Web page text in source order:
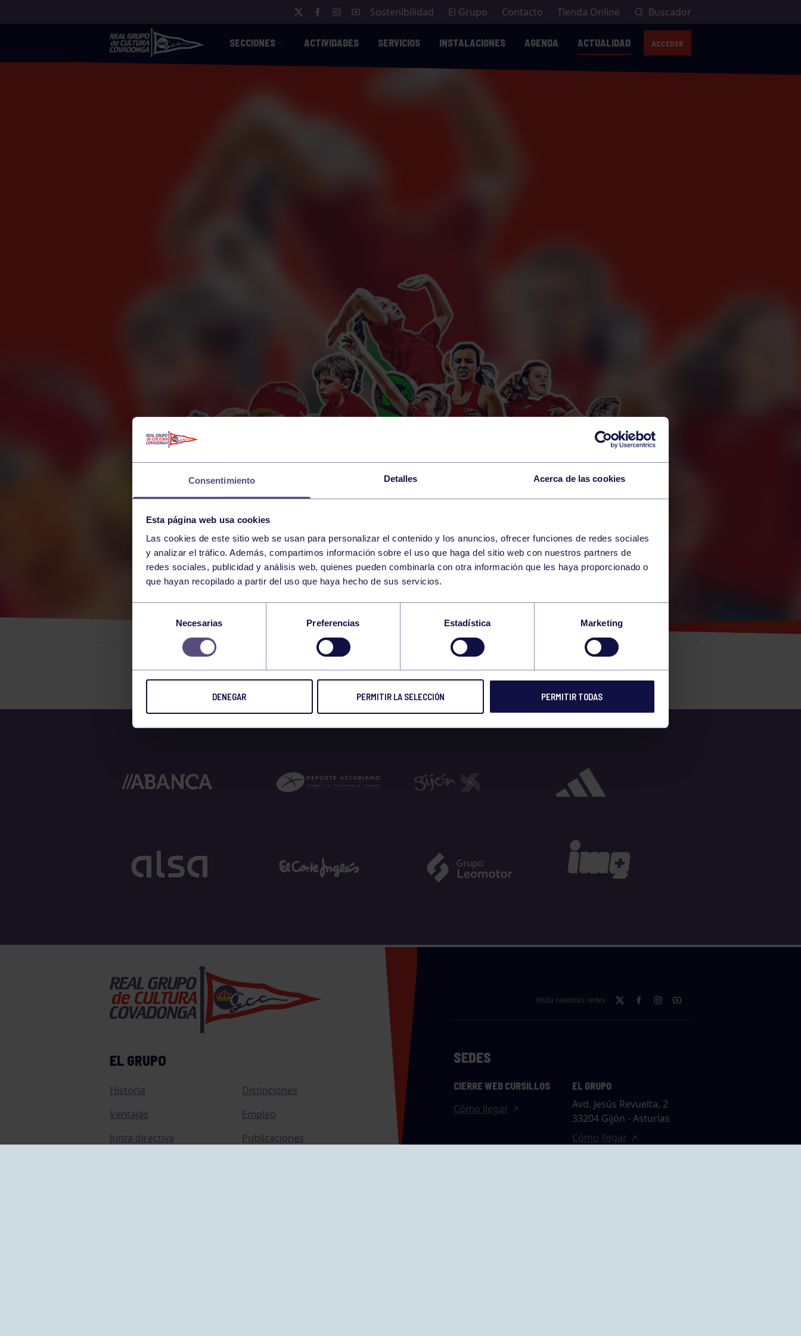
Consentimiento Detalles Acerca de las cookies
Esta página web usa cookies
Las cookies de este sitio web se usan para personalizar el contenido y los anuncios, ofrecer funciones de redes sociales
y analizar el tráfico. Además, compartimos información sobre el uso que haga del sitio web con nuestros partners de
redes sociales, publicidad y análisis web, quienes pueden combinarla con otra información que les haya proporcionado o
que hayan recopilado a partir del uso que haya hecho de sus servicios.
consentimiento
Necesarias Preferencias Estadística Marketing
DENEGAR PERMITIR LA SELECCIÓN PERMITIR TODAS
Sostenibilidad El Grupo Contacto Tienda Online Buscador
SECCIONES ACTIVIDADES SERVICIOS INSTALACIONES AGENDA ACTUALIDAD ACCEDER
CARTELERA DEPORTIVA 18-5
El grupo en prensa 17 MAY 2019 Comparte
EL GRUPO
Historia
Distinciones
Ventajas
Empleo
Junta directiva
Publicaciones
Visita nuestras redes
SEDES
CIERRE WEB CURSILLOS
Cómo llegar
EL GRUPO
Avd. Jesús Revuelta, 2
33204 Gijón - Asturias
Cómo llegar